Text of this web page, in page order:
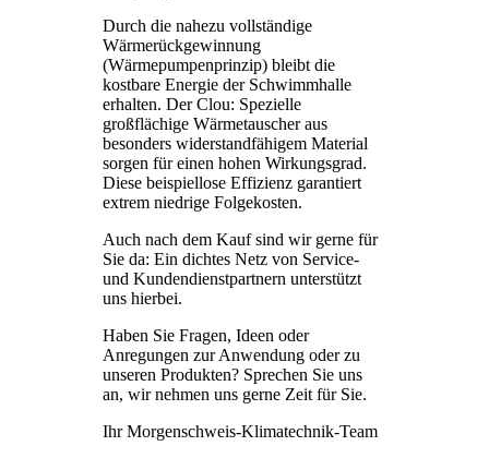
Durch die nahezu vollständige
Wärmerückgewinnung
(Wärmepumpenprinzip) bleibt die
kostbare Energie der Schwimmhalle
erhalten. Der Clou: Spezielle
großflächige Wärmetauscher aus
besonders widerstandfähigem Material
sorgen für einen hohen Wirkungsgrad.
Diese beispiellose Effizienz garantiert
extrem niedrige Folgekosten.
Auch nach dem Kauf sind wir gerne für
Sie da: Ein dichtes Netz von Service-
und Kundendienstpartnern unterstützt
uns hierbei.
Haben Sie Fragen, Ideen oder
Anregungen zur Anwendung oder zu
unseren Produkten? Sprechen Sie uns
an, wir nehmen uns gerne Zeit für Sie.
Ihr Morgenschweis-Klimatechnik-Team